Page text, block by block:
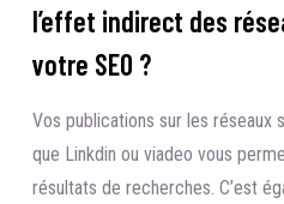
l’effet indirect des
votre SEO ?
Vos publications sur les réseaux
que Linkdin ou viadeo vous
résultats de recherches. C’est